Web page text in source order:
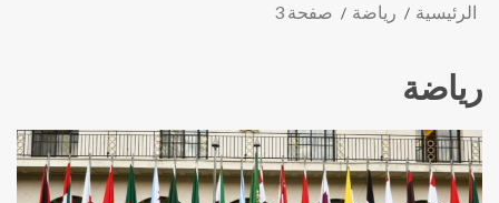
الرئيسية رياضة صفحة 3
رياضة